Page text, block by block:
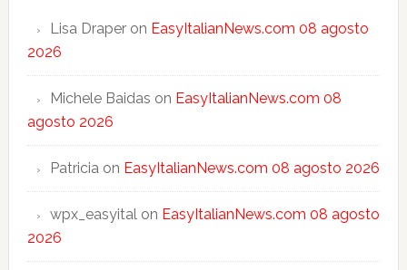
Lisa Draperon EasyItalianNews.com 08 agosto
2026
Michele Baidas on EasyItalianNews.com 08
agosto 2026
Patriciaon EasyItalianNews.com 08 agosto 2026
wpx_easyitalon EasyItalianNews.com 08 agosto
2026